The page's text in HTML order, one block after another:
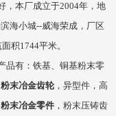
本厂成立于2004年，地
海小城--威海荣成， 厂区
积1744平米。
有：铁基、铜基粉末零
粉末冶金齿轮 ，异型件，高
粉末冶金零件 ，粉末压铸齿